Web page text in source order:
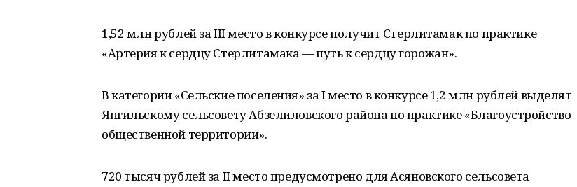
1,52 млн рублей за III место в конкурсе получит Стерлитамак по практике
«Артерия к сердцу Стерлитамака — путь к сердцу горожан».
В категории «Сельские поселения» за I место в конкурсе 1,2 млн рублей выделят
Янгильскому сельсовету Абзелиловского района по практике «Благоустройство
общественной территории».
720 тысяч рублей за II место предусмотрено для Асяновского сельсовета